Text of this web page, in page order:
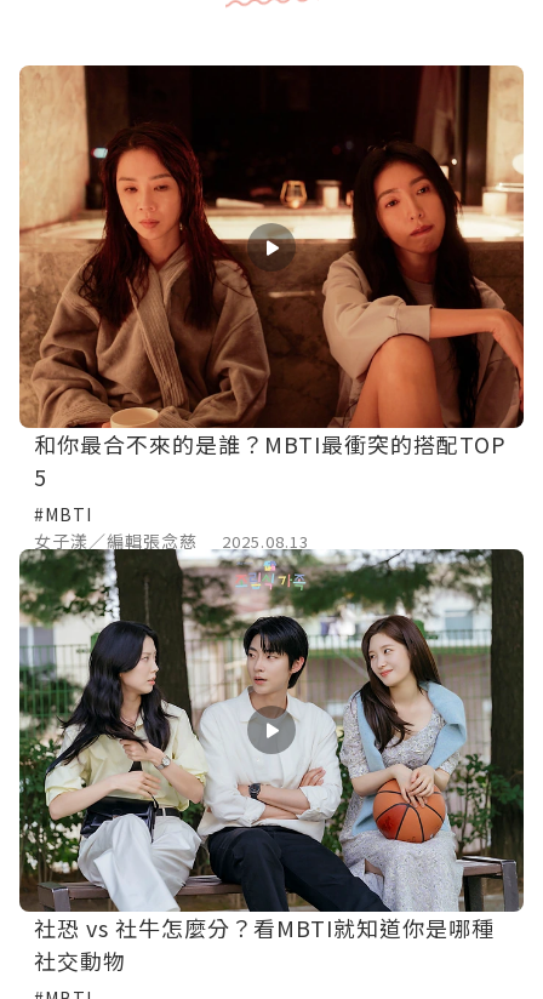
和你最合不來的是誰？MBTI最衝突的搭配TOP
5
#MBTI
女子漾／編輯張念慈
2025.08.13
社恐 vs 社牛怎麼分？看MBTI就知道你是哪種
社交動物